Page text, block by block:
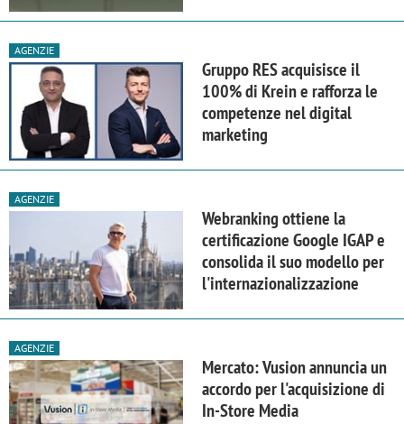
AGENZIE
Gruppo RES acquisisce il
100% di Krein e rafforza le
competenze nel digital
marketing
AGENZIE
Webranking ottiene la
certificazione Google IGAP e
consolida il suo modello per
l'internazionalizzazione
AGENZIE
Mercato: Vusion annuncia un
accordo per l'acquisizione di
In-Store Media